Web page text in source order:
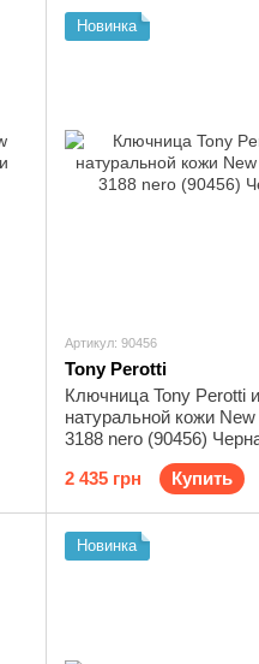
Новинка
Артикул: 90456
Tony Perotti
Ключница Tony Perotti
натуральной кожи
3188 nero (90456)
2 435 грн
Купить
Новинка